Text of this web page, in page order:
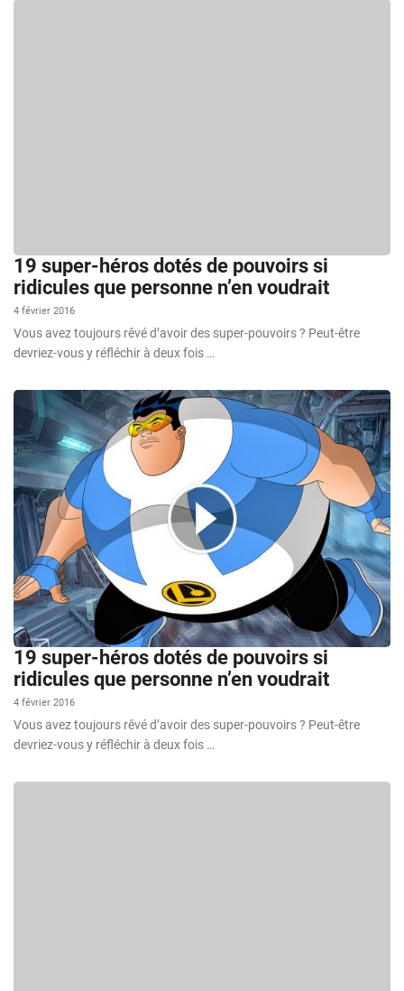
19 super-héros dotés de pouvoirs si
ridicules que personne n’en voudrait
4 février 2016
Vous avez toujours rêvé d’avoir des super-pouvoirs ? Peut-être
devriez-vous y réfléchir à deux fois …
19 super-héros dotés de pouvoirs si
ridicules que personne n’en voudrait
4 février 2016
Vous avez toujours rêvé d’avoir des super-pouvoirs ? Peut-être
devriez-vous y réfléchir à deux fois …